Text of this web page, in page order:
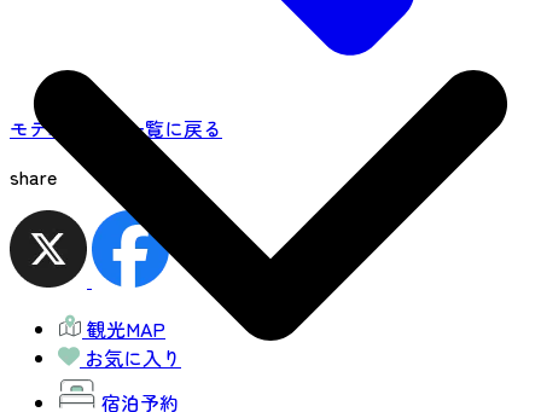
モデルコース一覧に戻る
share
観光MAP
お気に入り
宿泊予約